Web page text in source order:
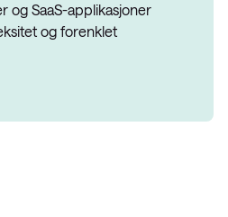
og SaaS-applikasjoner
og forenklet